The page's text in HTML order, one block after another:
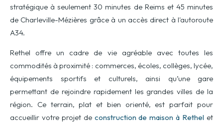
stratégique à seulement 30 minutes de Reims et 45 minutes
de Charleville-Mézières grâce à un accès direct à l'autoroute
A34.
Rethel offre un cadre de vie agréable avec toutes les
commodités à proximité : commerces, écoles, collèges, lycée,
équipements sportifs et culturels, ainsi qu’une gare
permettant de rejoindre rapidement les grandes villes de la
région. Ce terrain, plat et bien orienté, est parfait pour
accueillir votre projet de construction de maison à Rethel et